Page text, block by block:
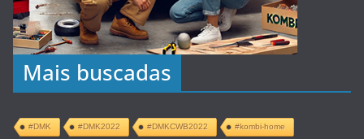
Mais buscadas
#DMK #DMK2022 #DMKCWB2022 #kombi-home